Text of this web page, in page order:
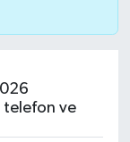
telefon ve